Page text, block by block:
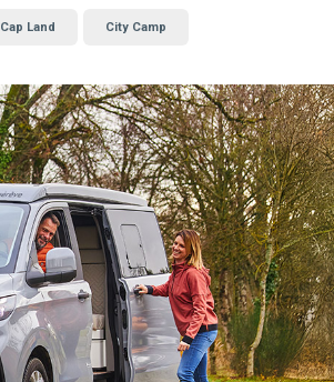
Cap Land City Camp